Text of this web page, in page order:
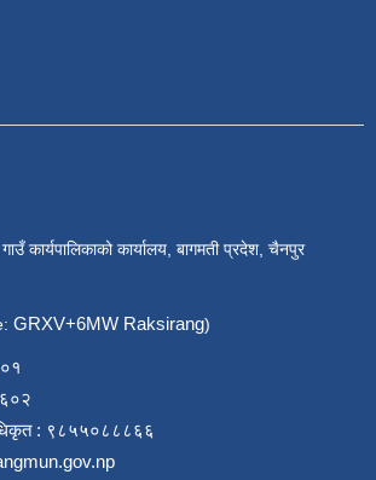
कार्यपालिकाको कार्यालय, बागमती प्रदेश, चैनपुर
GRXV+6MW Raksirang)
: ९८५५०८८८६६